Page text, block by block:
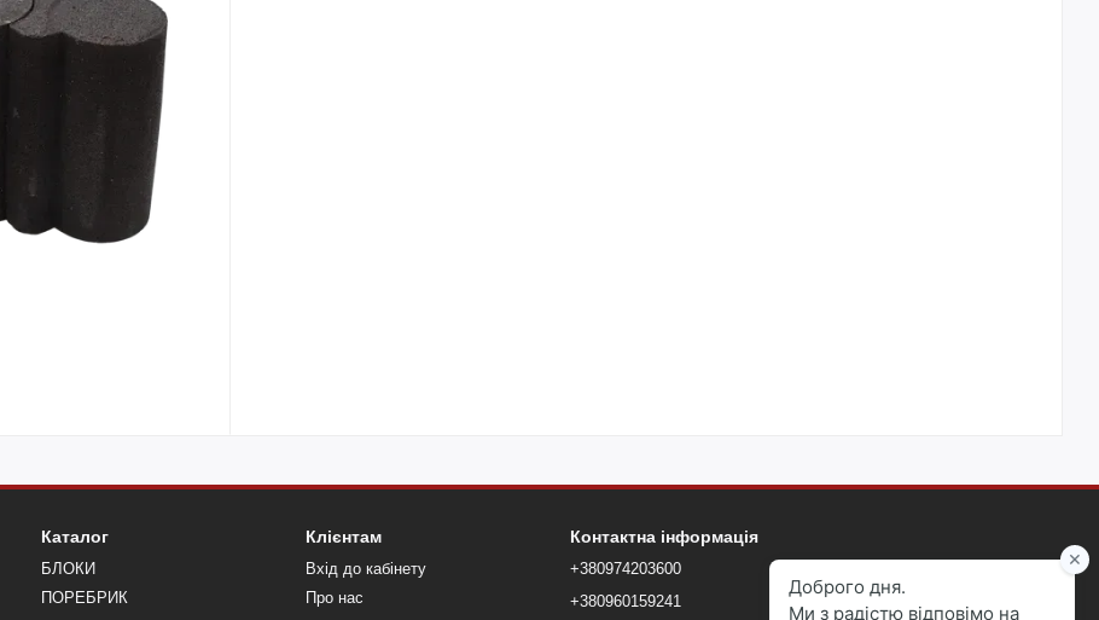
Каталог
БЛОКИ
ПОРЕБРИК
Клієнтам
Вхід до кабінету
Про нас
Контактна інформація
+380974203600
+380960159241
blokmarketkyiv@gmail.com